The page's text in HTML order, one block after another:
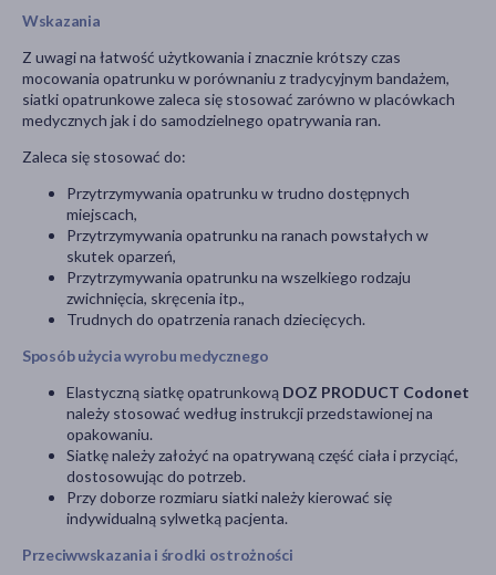
Wskazania
Z uwagi na łatwość użytkowania i znacznie krótszy czas
mocowania opatrunku w porównaniu z tradycyjnym bandażem,
siatki opatrunkowe zaleca się stosować zarówno w placówkach
medycznych jak i do samodzielnego opatrywania ran.
Zaleca się stosować do:
Przytrzymywania opatrunku w trudno dostępnych
miejscach,
Przytrzymywania opatrunku na ranach powstałych w
skutek oparzeń,
Przytrzymywania opatrunku na wszelkiego rodzaju
zwichnięcia, skręcenia itp.,
Trudnych do opatrzenia ranach dziecięcych.
Sposób użycia wyrobu medycznego
Elastyczną siatkę opatrunkową DOZ PRODUCT Codonet
należy stosować według instrukcji przedstawionej na
opakowaniu.
Siatkę należy założyć na opatrywaną część ciała i przyciąć,
dostosowując do potrzeb.
Przy doborze rozmiaru siatki należy kierować się
indywidualną sylwetką pacjenta.
Przeciwwskazania i środki ostrożności